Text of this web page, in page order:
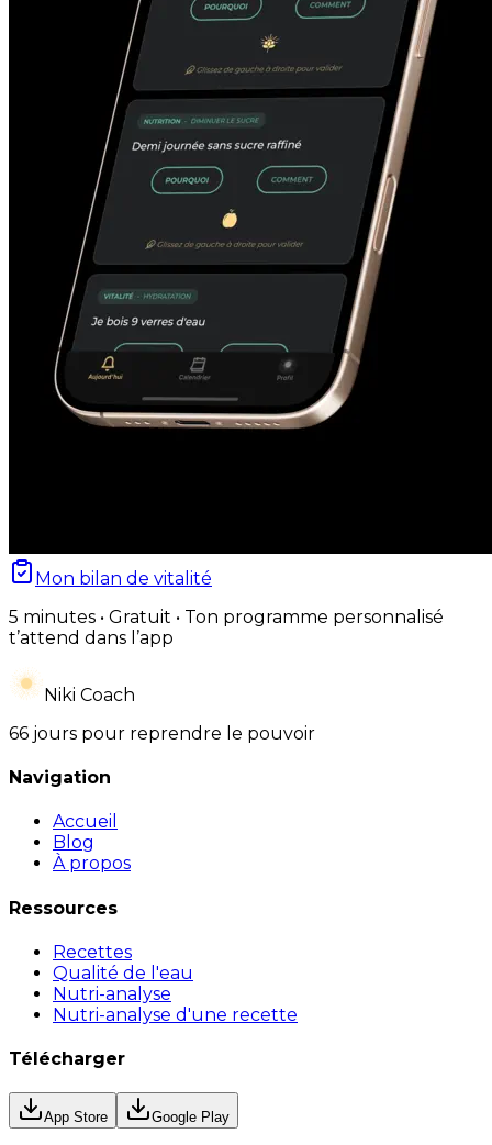
Mon bilan de vitalité
5 minutes • Gratuit • Ton programme personnalisé
t’attend dans l’app
Niki Coach
66 jours pour reprendre le pouvoir
Navigation
Accueil
Blog
À propos
Ressources
Recettes
Qualité de l'eau
Nutri-analyse
Nutri-analyse d'une recette
Télécharger
App Store Google Play